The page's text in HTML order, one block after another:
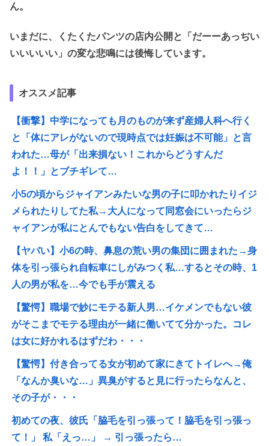
ん。
いまだに、くたくたパンツの店内公開と「だーーあっぢい
いいいいい」の変な悲鳴には後悔しています。
オススメ記事
【衝撃】中学になっても月のものが来ず産婦人科へ行く
と「体にアレがないので現時点では妊娠は不可能」と言
われた…母が「出来損ない！これからどうすんだ
よ！！」とブチギレて…
小5の頃からジャイアンみたいな男の子に叩かれたりイジ
メられたりしてた私→大人になって同窓会にいったらジ
ャイアンが私にとんでもない告白をしてきて…
【ヤバい】小6の時、鼻息の荒い男の集団に囲まれた→身
体を引っ張られ自転車にしがみつく私…するとその時、1
人の男が私を…今でも手が震える
【驚愕】職場で妙にモテる新人男…イケメンでもない彼
がそこまでモテる理由が一緒に働いてて分かった。コレ
は女に好かれるはずだわ・・・
【驚愕】付き合ってる女が初めて家にきてトイレへ→俺
「なんか臭いな…」異臭がすると見に行ったらなんと、
その子が・・・
初めての夜、彼氏「脇毛を引っ張って！脇毛を引っ張っ
て！」 私「えっ…」 → 引っ張ったら…